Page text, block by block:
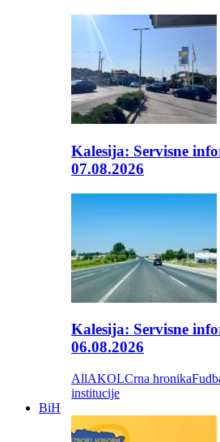
Kalesija: Servisne
07.08.2026
Kalesija: Servisne
06.08.2026
AllAKOLCrna hronika
institucije
BiH